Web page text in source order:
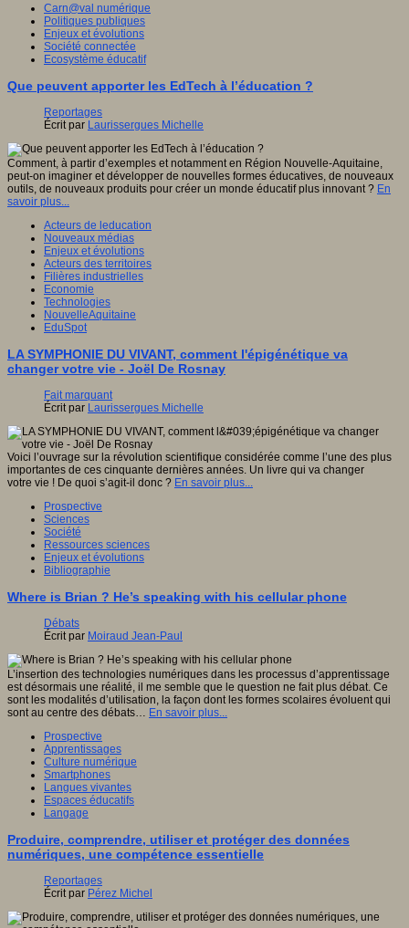
Carn@val numérique
Politiques publiques
Enjeux et évolutions
Société connectée
Ecosystème éducatif
Que peuvent apporter les EdTech à l’éducation ?
Reportages
Écrit par Laurissergues Michelle
Comment, à partir d’exemples et notamment en Région Nouvelle-Aquitaine,
peut-on imaginer et développer de nouvelles formes éducatives, de nouveaux
outils, de nouveaux produits pour créer un monde éducatif plus innovant ? En
savoir plus...
Acteurs de leducation
Nouveaux médias
Enjeux et évolutions
Acteurs des territoires
Filières industrielles
Economie
Technologies
NouvelleAquitaine
EduSpot
LA SYMPHONIE DU VIVANT, comment l'épigénétique va
changer votre vie - Joël De Rosnay
Fait marquant
Écrit par Laurissergues Michelle
Voici l’ouvrage sur la révolution scientifique considérée comme l’une des plus
importantes de ces cinquante dernières années. Un livre qui va changer
votre vie ! De quoi s’agit-il donc ? En savoir plus...
Prospective
Sciences
Société
Ressources sciences
Enjeux et évolutions
Bibliographie
Where is Brian ? He’s speaking with his cellular phone
Débats
Écrit par Moiraud Jean-Paul
L’insertion des technologies numériques dans les processus d’apprentissage
est désormais une réalité, il me semble que le question ne fait plus débat. Ce
sont les modalités d’utilisation, la façon dont les formes scolaires évoluent qui
sont au centre des débats… En savoir plus...
Prospective
Apprentissages
Culture numérique
Smartphones
Langues vivantes
Espaces éducatifs
Langage
Produire, comprendre, utiliser et protéger des données
numériques, une compétence essentielle
Reportages
Écrit par Pérez Michel